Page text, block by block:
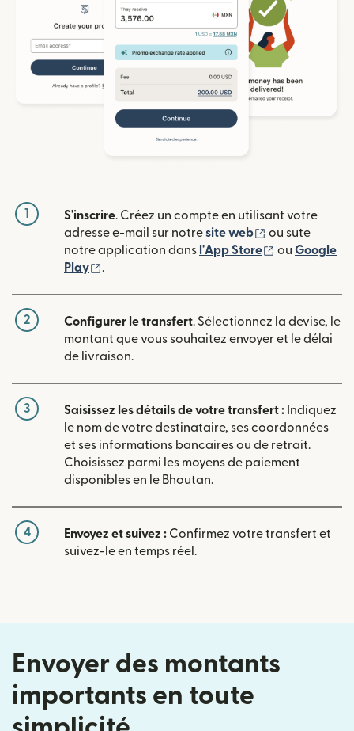
1 S'inscrire. Créez un compte en utilisant votre
adresse e-mail sur notresite web (s'ouvre dans
ou sute
notre application dans l'App Store (s'ouvre
ou Google
Play
.
2 Configurer le transfert. Sélectionnez la devise, le
montant que vous souhaitez envoyer et le délai
de livraison.
3 Saisissez les détails de votre transfert : Indiquez
le nom de votre destinataire, ses coordonnées
et ses informations bancaires ou de retrait.
Choisissez parmi les moyens de paiement
disponibles en le Bhoutan.
4 Envoyez et suivez : Confirmez votre transfert et
suivez-le en temps réel.
Envoyer des montants
importants en toute